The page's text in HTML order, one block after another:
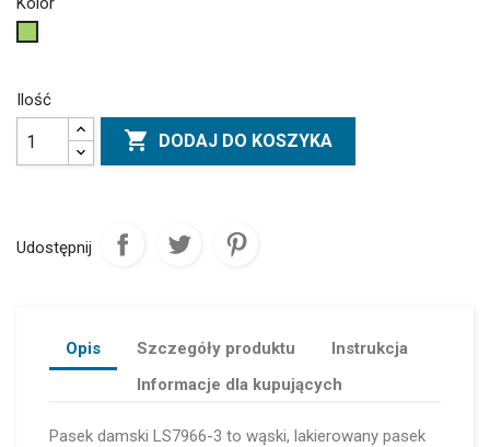
Ilość
 DODAJ DO KOSZYKA
Udostępnij
Opis Szczegóły produktu
Instrukcja
Informacje dla kupujących
Pasek damski LS7966-3 to wąski, lakierowany pasek